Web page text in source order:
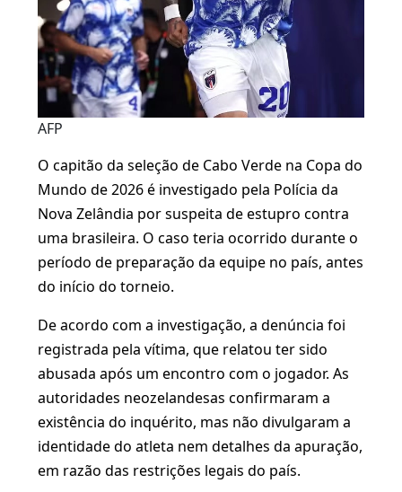
AFP
O capitão da seleção de Cabo Verde na Copa do
Mundo de 2026 é investigado pela Polícia da
Nova Zelândia por suspeita de estupro contra
uma brasileira. O caso teria ocorrido durante o
período de preparação da equipe no país, antes
do início do torneio.
De acordo com a investigação, a denúncia foi
registrada pela vítima, que relatou ter sido
abusada após um encontro com o jogador. As
autoridades neozelandesas confirmaram a
existência do inquérito, mas não divulgaram a
identidade do atleta nem detalhes da apuração,
em razão das restrições legais do país.